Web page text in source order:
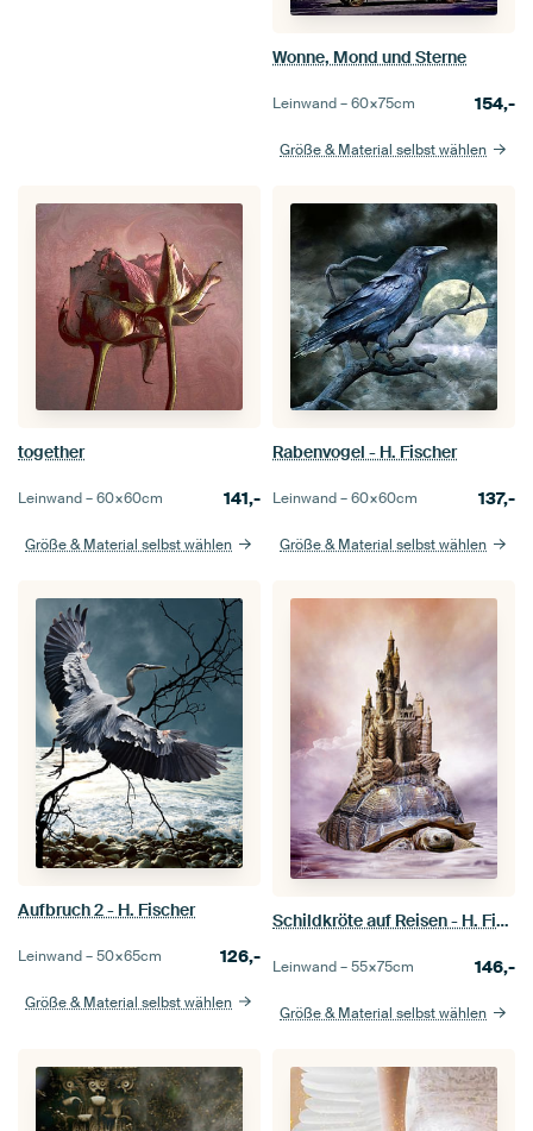
Wonne, Mond und Sterne
Leinwand –60×75cm 154,-
Größe & Material selbst wählen
together
Leinwand –60×60cm 141,-
Größe & Material selbst wählen
Rabenvogel - H. Fischer
Leinwand –60×60cm 137,-
Größe & Material selbst wählen
Aufbruch 2 - H. Fischer
Leinwand –50×65cm 126,-
Größe & Material selbst wählen
Schildkröte auf Reisen - H. Fischer
Leinwand –55×75cm 146,-
Größe & Material selbst wählen